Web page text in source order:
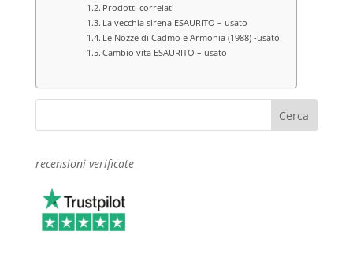
Prodotti correlati
La vecchia sirena ESAURITO – usato
Le Nozze di Cadmo e Armonia (1988) -usato
Cambio vita ESAURITO – usato
recensioni verificate